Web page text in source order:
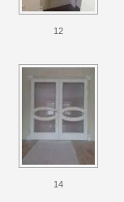
12
14